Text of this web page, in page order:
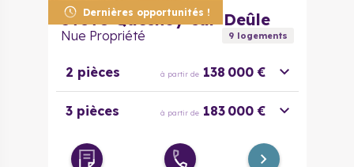
Dernières opportunités !
59890 Quesnoy-sur-Deûle
Nue Propriété 9logements
2 pièces à partir de 138 000 €
3 pièces à partir de 183 000 €